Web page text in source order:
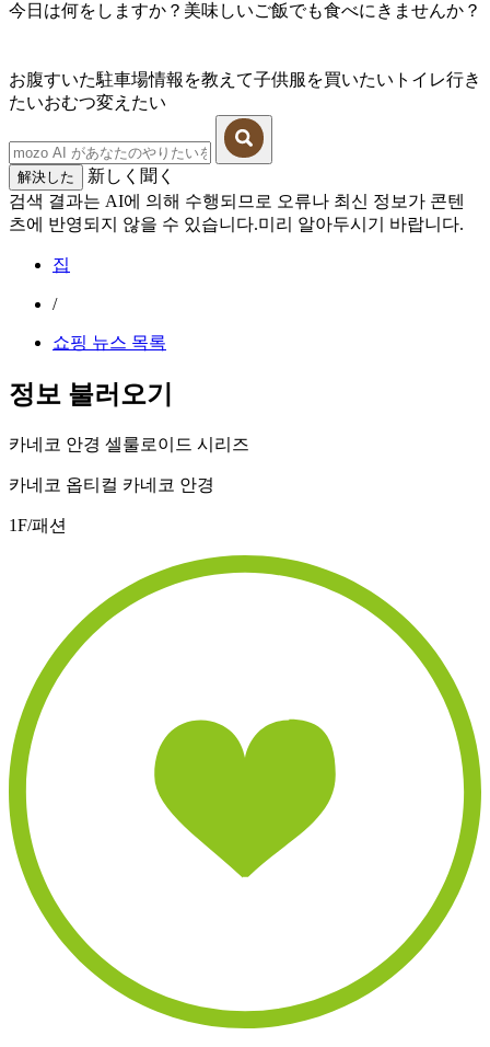
今日は何をしますか？美味しいご飯でも食べにきませんか？
お腹すいた駐車場情報を教えて子供服を買いたい トイレ行き
たいおむつ変えたい
解決した
新しく聞く
검색 결과는 AI에 의해 수행되므로 오류나 최신 정보가 콘텐
츠에 반영되지 않을 수 있습니다.미리 알아두시기 바랍니다.
집
/
쇼핑 뉴스 목록
정보 불러오기
카네코 안경 셀룰로이드 시리즈
카네코 옵티컬 카네코 안경
1F/패션